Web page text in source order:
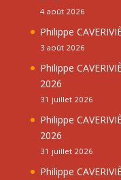
4 août 2026
Philippe
3 août 2026
Philippe
2026
31 juillet 2026
Philippe
2026
31 juillet 2026
Philippe